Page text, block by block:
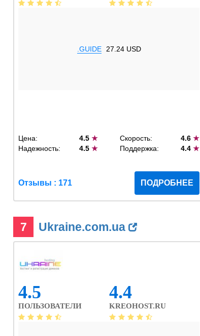
.GUIDE 27.24 USD
Цена: 4.5★ Скорость: 4.6 ★
Надежность:
4.5★ Поддержка: 4.4 ★
Отзывы : 171 ПОДРОБНЕЕ
7 Ukraine.com.ua
4.5
ПОЛЬЗОВАТЕЛИ
4.4
KREOHOST.RU